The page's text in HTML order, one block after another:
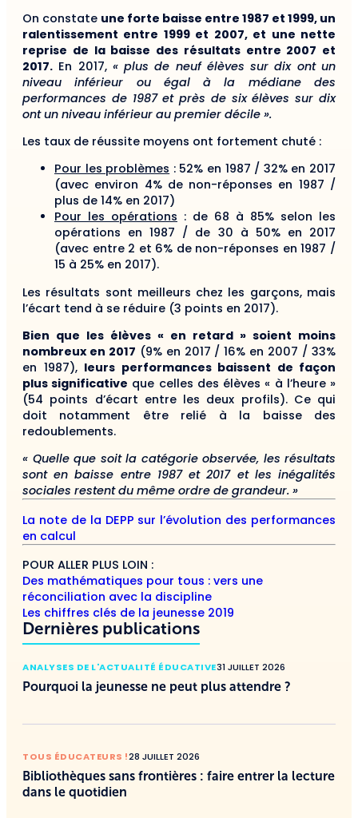
On constate une forte baisse entre 1987 et 1999, un
ralentissement entre 1999 et 2007, et une nette
reprise de la baisse des résultats entre 2007 et
2017. En 2017, « plus de neuf élèves sur dix ont un
niveau inférieur ou égal à la médiane des
performances de 1987 et près de six élèves sur dix
ont un niveau inférieur au premier décile ».
Les taux de réussite moyens ont fortement chuté :
Pour les problèmes : 52% en 1987 / 32% en 2017
(avec environ 4% de non-réponses en 1987 /
plus de 14% en 2017)
Pour les opérations : de 68 à 85% selon les
opérations en 1987 / de 30 à 50% en 2017
(avec entre 2 et 6% de non-réponses en 1987 /
15 à 25% en 2017).
Les résultats sont meilleurs chez les garçons, mais
l’écart tend à se réduire (3 points en 2017).
Bien que les élèves « en retard » soient moins
nombreux en 2017 (9% en 2017 / 16% en 2007 / 33%
en 1987), leurs performances baissent de façon
plus significative que celles des élèves « à l’heure »
(54 points d’écart entre les deux profils). Ce qui
doit notamment être relié à la baisse des
redoublements.
« Quelle que soit la catégorie observée, les résultats
sont en baisse entre 1987 et 2017 et les inégalités
sociales restent du même ordre de grandeur. »
La note de la DEPP sur l’évolution des performances
en calcul
POUR ALLER PLUS LOIN :
Des mathématiques pour tous : vers une
réconciliation avec la discipline
Les chiffres clés de la jeunesse 2019
Dernières publications
ANALYSES DE L'ACTUALITÉ ÉDUCATIVE31 JUILLET 2026
Pourquoi la jeunesse ne peut plus attendre ?
TOUS ÉDUCATEURS !28 JUILLET 2026
Bibliothèques sans frontières : faire entrer la lecture
dans le quotidien